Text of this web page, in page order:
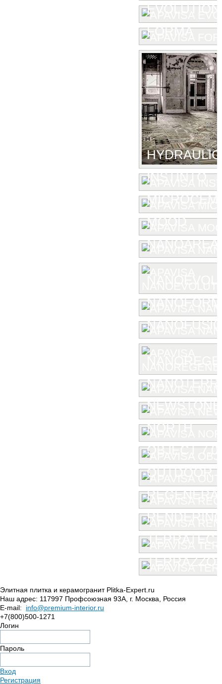
EVOLUTION
FORMA
HYDRAULIC
INSTINTO
MOOD
NANOAREA
NEWSTONE
NORTH
OBJECT 7.0
OUTDOOR
TERRATEC
TERRAZZO
Элитная плитка и керамогранит Plitka-Expert.ru
Наш адрес: 117997 Профсоюзная 93А г. Москва
Россия
E-mail:
info@premium-interior.ru
+7(800)500-1271
Логин
Пароль
Вход
Регистрация